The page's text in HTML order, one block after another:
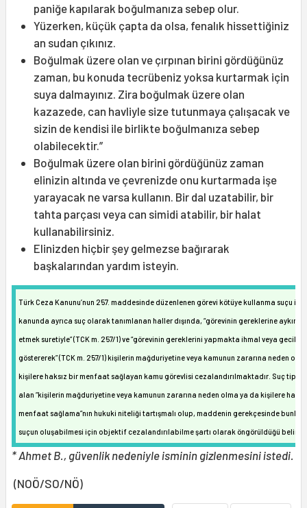
paniğe kapılarak boğulmanıza sebep olur.
Yüzerken, küçük çapta da olsa, fenalık hissettiğiniz
an sudan çıkınız.
Boğulmak üzere olan ve çırpınan birini gördüğünüz
zaman, bu konuda tecrübeniz yoksa kurtarmak için
suya dalmayınız. Zira boğulmak üzere olan
kazazede, can havliyle size tutunmaya çalışacak ve
sizin de kendisi ile birlikte boğulmanıza sebep
olabilecektir.”
Boğulmak üzere olan birini gördüğünüz zaman
elinizin altında ve çevrenizde onu kurtarmada işe
yarayacak ne varsa kullanın. Bir dal uzatabilir, bir
tahta parçası veya can simidi atabilir, bir halat
kullanabilirsiniz.
Elinizden hiçbir şey gelmezse bağırarak
başkalarından yardım isteyin.
Türk Ceza Kanunu’nun 257. maddesinde düzenlenen görevi kötüye kullanma suçu ile
kanunda ayrıca suç olarak tanımlanan haller dışında, “görevinin gereklerine aykırı
etmek suretiyle” (TCK m. 257/1) ve “görevinin gereklerini yapmakta ihmal veya
göstererek” (TCK m. 257/1) kişilerin mağduriyetine veya kamunun zararına neden
kişilere haksız bir menfaat sağlayan kamu görevlisi cezalandırılmaktadır. Suç
alan “kişilerin mağduriyetine veya kamunun zararına neden olma ya da kişilere
menfaat sağlama”nın hukuki niteliği tartışmalı olup, maddenin gerekçesinde
suçun oluşabilmesi için objektif cezalandırılabilme şartı olarak öngörüldüğü
* Ahmet B., güvenlik nedeniyle isminin gizlenmesini istedi.
(NOÖ/SO/NÖ)